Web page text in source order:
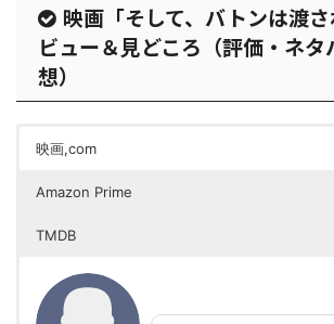
映画「そして、バトンは渡
ビュー＆見どころ（評価・ネタ
想）
映画,com
Amazon Prime
TMDB